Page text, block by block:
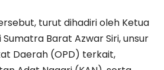
turut dihadiri oleh Ketua
Sumatra Barat Azwar Siri, unsur
Daerah (OPD) terkait,